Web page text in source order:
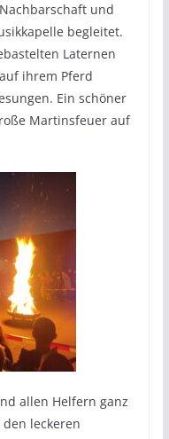
und
begleitet.
Laternen
ihrem Pferd
Ein schöner
Martinsfeuer auf
allen Helfern ganz
leckeren